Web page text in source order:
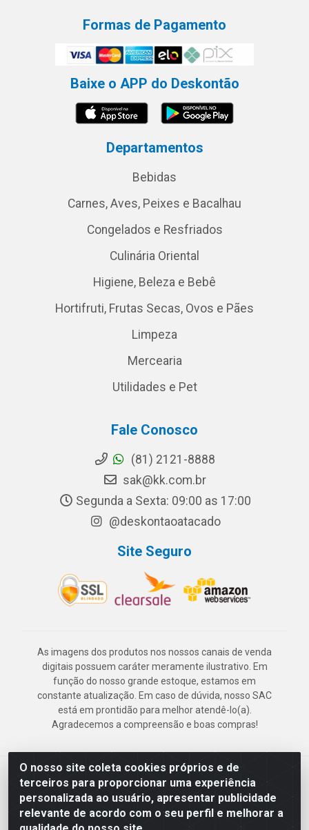
O nosso site coleta cookies próprios e de
terceiros para proporcionar uma experiência
personalizada ao usuário, apresentar publicidade
relevante de acordo com o seu perfil e melhorar a
Formas de Pagamento
Baixe o APP do Deskontão
Departamentos
Bebidas
Carnes, Aves, Peixes e Bacalhau
Congelados e Resfriados
Culinária Oriental
Higiene, Beleza e Bebê
Hortifruti, Frutas Secas, Ovos e Pães
Limpeza
Mercearia
Utilidades e Pet
Fale Conosco
(81) 2121-8888
sak@kk.com.br
Segunda a Sexta: 09:00 as 17:00
@deskontaoatacado
Site Seguro
As imagens dos produtos nos nossos canais de venda
digitais possuem caráter meramente ilustrativo. Em
função do nosso grande estoque, estamos em
constante atualização. Em caso de dúvida, nosso SAC
está em prontidão para melhor atendê-lo(a).
Agradecemos a compreensão e boas compras!
Deskontão Atacado - Av. Marechal Mascarenhas de Morais, 2471 -
Imbiribeira - Recife/PE - CEP 51.150-001 - CNPJ 24.150.377/0003-
57